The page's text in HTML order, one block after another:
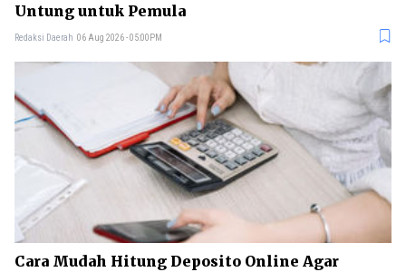
Untung untuk Pemula
Redaksi Daerah 06 Aug 2026 - 05:00PM
Cara Mudah Hitung Deposito Online Agar